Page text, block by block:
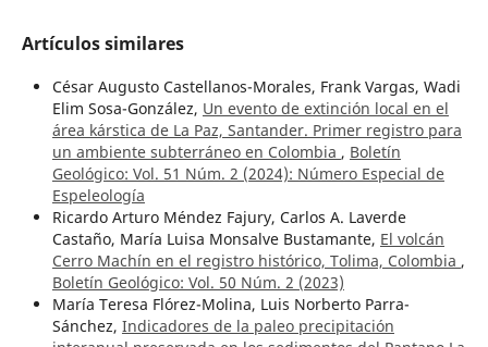
Artículos similares
César Augusto Castellanos-Morales, Frank Vargas, Wadi
Elim Sosa-González, Un evento de extinción local en el
área kárstica de La Paz, Santander. Primer registro para
un ambiente subterráneo en Colombia , Boletín
Geológico: Vol. 51 Núm. 2 (2024): Número Especial de
Espeleología
Ricardo Arturo Méndez Fajury, Carlos A. Laverde
Castaño, María Luisa Monsalve Bustamante, El volcán
Cerro Machín en el registro histórico, Tolima, Colombia ,
Boletín Geológico: Vol. 50 Núm. 2 (2023)
María Teresa Flórez-Molina, Luis Norberto Parra-
Sánchez, Indicadores de la paleo precipitación